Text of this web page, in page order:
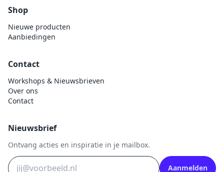
Shop
Nieuwe producten
Aanbiedingen
Contact
Workshops & Nieuwsbrieven
Over ons
Contact
Nieuwsbrief
Ontvang acties en inspiratie in je mailbox.
Aanmelden